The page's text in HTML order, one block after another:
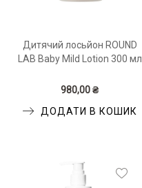
Дитячий лосьйон ROUND
LAB Baby Mild Lotion 300 мл
980,00 ₴
ДОДАТИ В КОШИК